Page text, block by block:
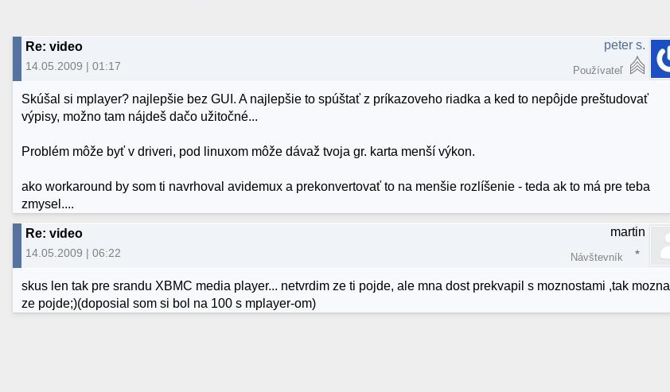
Re: video
14.05.2009 | 01:17
peter s.
Používateľ
Skúšal si mplayer? najlepšie bez GUI. A najlepšie to spúštať z príkazoveho riadka a ked to nepôjde preštudovať
výpisy, možno tam nájdeš dačo užitočné...
Problém môže byť v driveri, pod linuxom môže dávaž tvoja gr. karta menší výkon.
ako workaround by som ti navrhoval avidemux a prekonvertovať to na menšie rozlíšenie - teda ak to má pre teba
zmysel....
Re: video
14.05.2009 | 06:22
martin
Návštevník
skus len tak pre srandu XBMC media player... netvrdim ze ti pojde, ale mna dost prekvapil s moznostami ,tak mozna
ze pojde;)(doposial som si bol na 100 s mplayer-om)